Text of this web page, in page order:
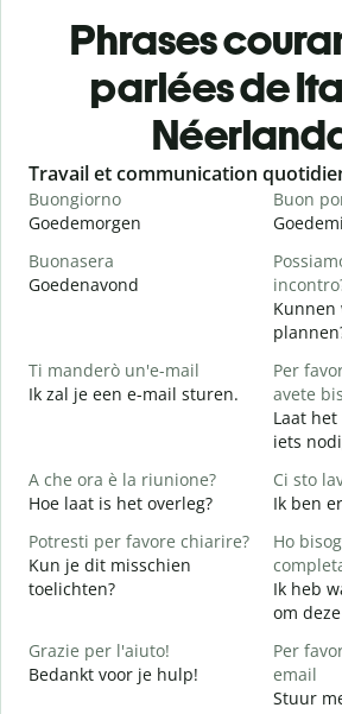
Phrases
parlées de
Slide 1 of 6
Travail et communication
Buongiorno
Goedemorgen
Buon
Buonasera
Goedenavond
Kunnen
Ti manderò un'e-mail
Ik zal je een e-mail sturen.
Per
avete
Laat
iets
A che ora è la riunione?
Hoe laat is het overleg?
Ci sto
Ik ben
Potresti per favore chiarire?
Kun je dit misschien
toelichten?
Ho
Ik heb
om
Grazie per l'aiuto!
Bedankt voor je hulp!
Per
email
Stuur